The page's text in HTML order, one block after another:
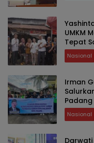
UMKM
Tepat
Nasional
Irman
Padang
Nasional
Darwati